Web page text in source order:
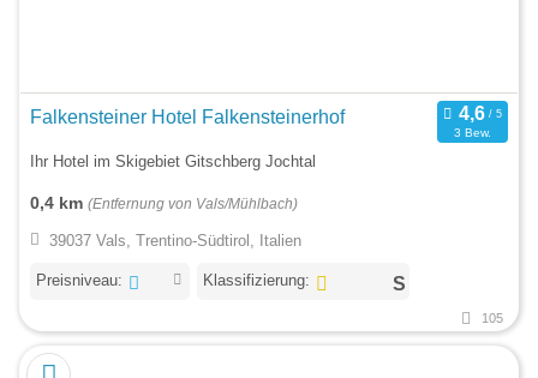
Falkensteiner Hotel Falkensteinerhof
3 Bew.
Ihr Hotel im Skigebiet Gitschberg Jochtal
0,4 km (Entfernung von Vals/Mühlbach)
39037 Vals, Trentino-Südtirol, Italien
Preisniveau: Klassifizierung:
105